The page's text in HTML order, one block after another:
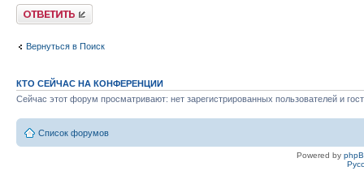
Ответить
Вернуться в Поиск
КТО СЕЙЧАС НА КОНФЕРЕНЦИИ
Сейчас этот форум просматривают: нет зарегистрированных пользователей и
Список форумов
Powered by